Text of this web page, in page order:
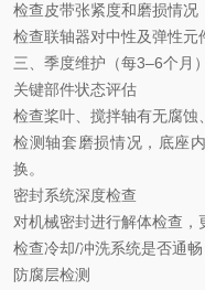
检查皮带张紧度和磨损情况
检查联轴器对中性及弹性元
三、季度维护（每3–6个月）
关键部件状态评估
检查桨叶、搅拌轴有无腐蚀
检测轴套磨损情况，底座
换。
密封系统深度检查
对机械密封进行解体检查，
检查冷却/冲洗系统是否通畅
防腐层检测